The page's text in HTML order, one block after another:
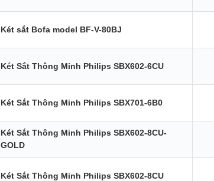
Két sắt Bofa model BF-V-80BJ
Két Sắt Thông Minh Philips SBX602-6CU
Két Sắt Thông Minh Philips SBX701-6B0
Két Sắt Thông Minh Philips SBX602-8CU-
GOLD
Két Sắt Thông Minh Philips SBX602-8CU